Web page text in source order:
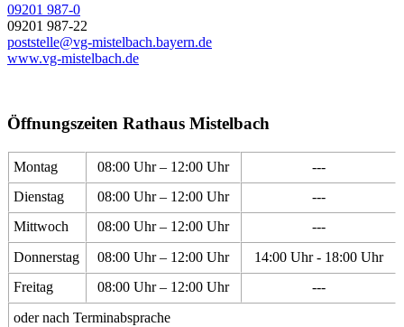
09201 987-0
09201 987-22
poststelle@vg-mistelbach.bayern.de
www.vg-mistelbach.de
Öffnungszeiten Rathaus Mistelbach
Montag 08:00 Uhr – 12:00 Uhr
---
Dienstag
08:00 Uhr – 12:00 Uhr
---
Mittwoch
08:00 Uhr – 12:00 Uhr
---
Donnerstag
08:00 Uhr – 12:00 Uhr
14:00 Uhr - 18:00 Uhr
Freitag
08:00 Uhr – 12:00 Uhr
---
oder nach Terminabsprache